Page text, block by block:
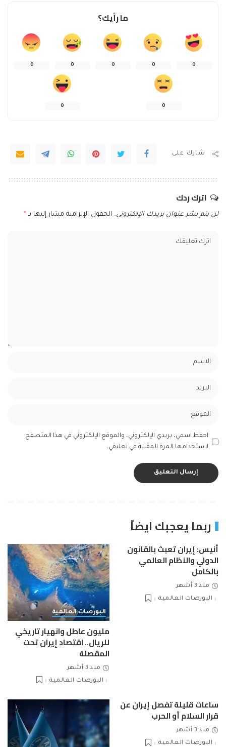
ما رأيك؟
0
0
0
0
0
0
0
شارك على
اترك ردك
لن يتم نشر عنوان بريدك الإلكتروني. الحقول الإلزامية مشار إليها بـ *
احفظ اسمي، بريدي الإلكتروني، والموقع الإلكتروني في هذا المتصفح
لاستخدامها المرة المقبلة في تعليقي.
ربما يعجبك ايضاً
أنيس: إيران تعبث بالقانون
الدولي والنظام العالمي
بالكامل
منذ 3 أشهر
البورصات العالمية
البورصات العالمية
مليون عاطل وانهيار تاريخي
للريال.. اقتصاد إيران تحت
المقصلة
منذ 3 أشهر
البورصات العالمية
ساعات قليلة تفصل إيران عن
قرار السلام أو الحرب
منذ 3 أشهر
البورصات العالمية